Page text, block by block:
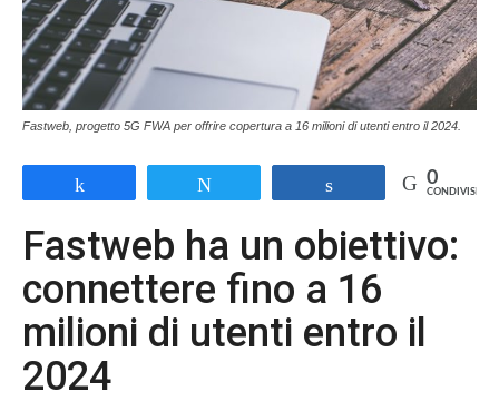
Fastweb, progetto 5G FWA per offrire copertura a 16 milioni di utenti entro il 2024.
0
CONDIVISIONI
Fastweb ha un obiettivo:
connettere fino a 16
milioni di utenti entro il
2024